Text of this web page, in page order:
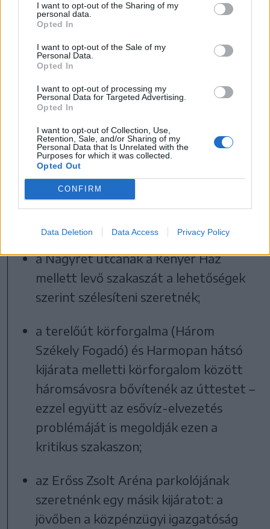
I want to opt-out of the Sharing of my
personal data.
Opted In
I want to opt-out of the Sale of my
Personal Data.
Opted In
I want to opt-out of processing my
Personal Data for Targeted Advertising.
Opted In
I want to opt-out of Collection, Use,
Retention, Sale, and/or Sharing of my
Personal Data that Is Unrelated with the
Purposes for which it was collected.
Opted Out
CONFIRM
Data Deletion Data Access Privacy Policy
a vonatállomásnál az új forgalmi rend
nagyon bevált, és tovább szeretnénk
javítani azáltal, hogy a gyalogosok
gombnyomás alapján, jelzőlámpával
irányított forgalom közepette
kelhessenek át az úttesten;
készül a megvalósíthatósági
tanulmány a Brassói út és a Zöld Péter
utca útkereszteződésének
újragondolására;
a Nagyrét utcának a Kenyér Ház
mellett levő szakaszát a lehetőségek
szerint szélesíteni szeretnék;
a terelőút körforgalma (Három
Székely Fogadó) és Harmopan hátsó
kijárata melletti körforgalom között
háromsávosra bővítenék az úttestet –
ezzel együtt az esővíz-elvezetés
problémáját is megoldják ezen a
kritikus szakaszon;
az Erőss Zsolt Aréna parkolójának
szeretnénk egy másik kijáratot: a
jövőben a közpénzügyi igazgatóság